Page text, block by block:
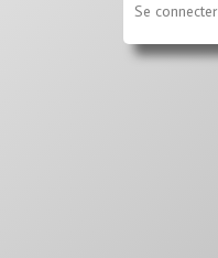
Se connecter